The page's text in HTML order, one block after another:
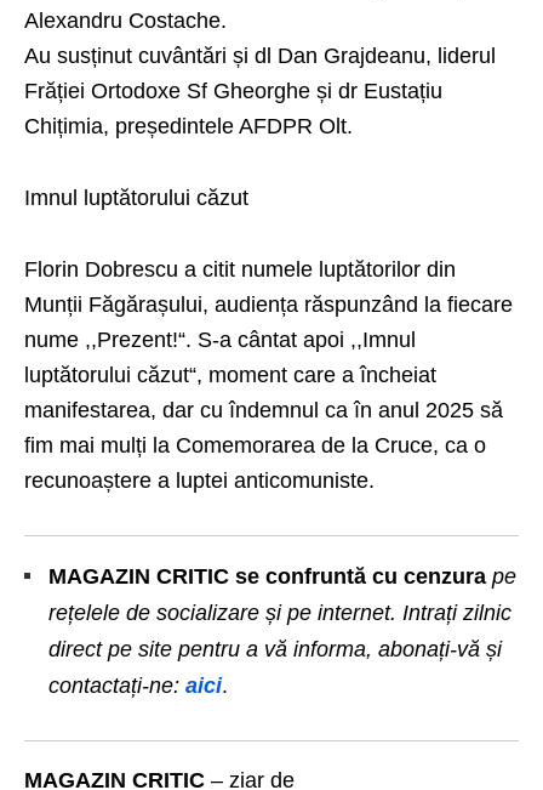
Alexandru Costache.
Au susținut cuvântări și dl Dan Grajdeanu, liderul
Frăției Ortodoxe Sf Gheorghe și dr Eustațiu
Chițimia, președintele AFDPR Olt.
Imnul luptătorului căzut
Florin Dobrescu a citit numele luptătorilor din
Munții Făgărașului, audiența răspunzând la fiecare
nume ,,Prezent!“. S-a cântat apoi ,,Imnul
luptătorului căzut“, moment care a încheiat
manifestarea, dar cu îndemnul ca în anul 2025 să
fim mai mulți la Comemorarea de la Cruce, ca o
recunoaștere a luptei anticomuniste.
MAGAZIN CRITIC se confruntă cu cenzura pe
rețelele de socializare și pe internet. Intrați zilnic
direct pe site pentru a vă informa, abonați-vă și
contactați-ne: aici.
MAGAZIN CRITIC – ziar de